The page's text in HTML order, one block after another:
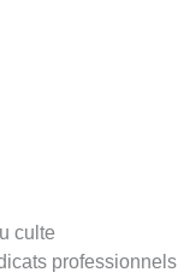
culte
professionnels